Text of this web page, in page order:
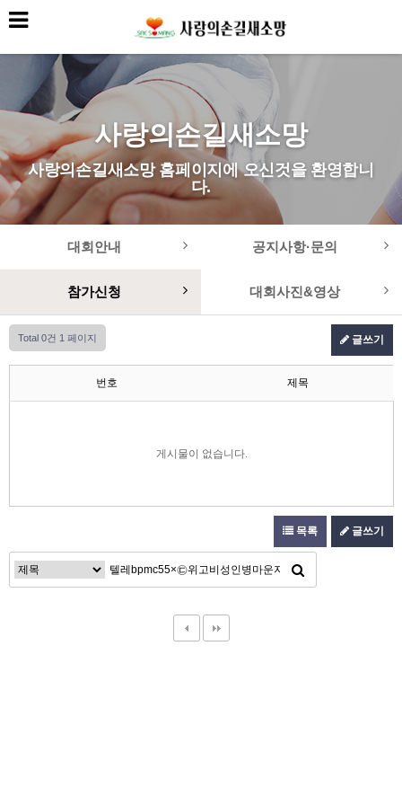
사랑의손길새소망
사랑의손길새소망 홈페이지에 오신것을 환영합니
다.
대회안내 공지사항·문의
참가신청 대회사진&영상
Total 0건 1 페이지 글쓰기
번호 제목
게시물이 없습니다.
목록 글쓰기